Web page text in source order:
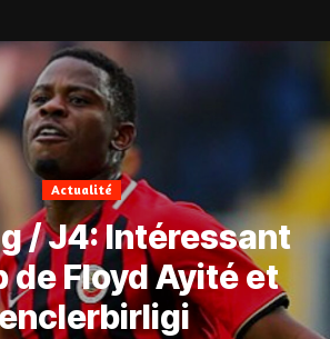
Actualité
/ J4: Intéressant
de Floyd Ayité et